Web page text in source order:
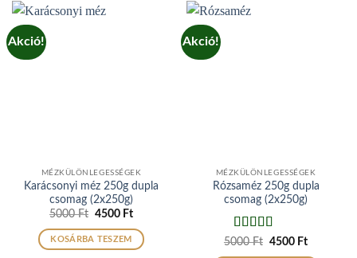
Akció!
MÉZKÜLÖNLEGESSÉGEK
Karácsonyi méz 250g dupla
csomag (2x250g)
5000Ft Original
was:
5000 Ft.
4500 FtCurrent
is:
4500 Ft.
KOSÁRBA TESZEM
Akció!
MÉZKÜLÖNLEGESSÉGEK
Rózsaméz 250g dupla
csomag (2x250g)
Értékelés:
4.5/ 5
5000Ft Original
4500 FtCurrent